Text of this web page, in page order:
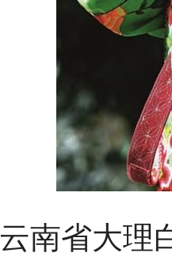
云南省大理